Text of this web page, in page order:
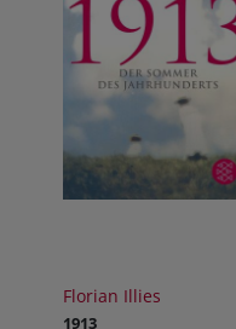
Florian Illies
1913